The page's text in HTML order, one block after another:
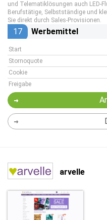
und Telematiklösungen auch LED-
Berufstätige, Selbstständige und
Sie direkt durch Sales-Provisionen.
17 Werbemittel
Start
Stornoquote
Cookie
Freigabe
arvelle